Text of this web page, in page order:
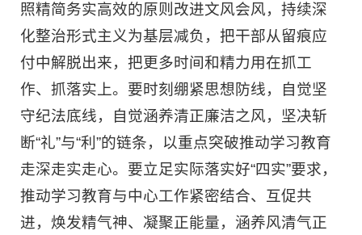
照精简务实高效的原则改进文风会风，持续深
化整治形式主义为基层减负，把干部从留痕应
付中解脱出来，把更多时间和精力用在抓工
作、抓落实上。要时刻绷紧思想防线，自觉坚
守纪法底线，自觉涵养清正廉洁之风，坚决斩
断“礼”与“利”的链条，以重点突破推动学习教育
走深走实走心。要立足实际落实好“四实”要求，
推动学习教育与中心工作紧密结合、互促共
进，焕发精气神、凝聚正能量，涵养风清气正